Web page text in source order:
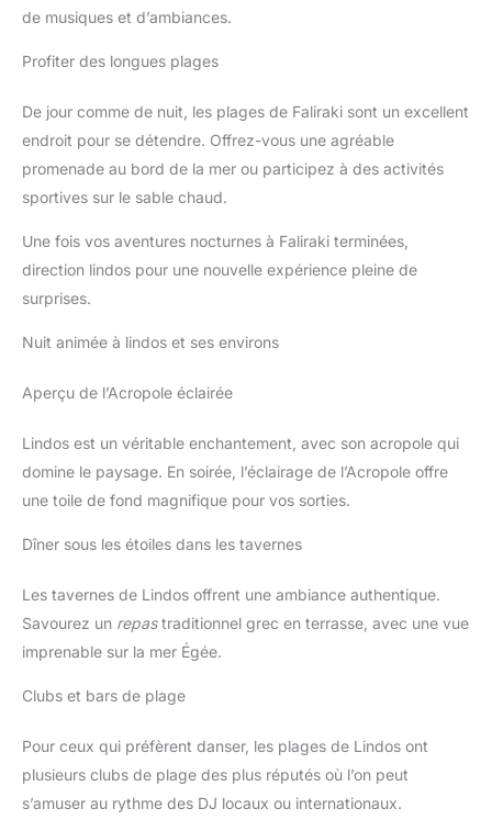
de musiques et d’ambiances.
Profiter des longues plages
De jour comme de nuit, les plages de Faliraki sont un excellent
endroit pour se détendre. Offrez-vous une agréable
promenade au bord de la mer ou participez à des activités
sportives sur le sable chaud.
Une fois vos aventures nocturnes à Faliraki terminées,
direction lindos pour une nouvelle expérience pleine de
surprises.
Nuit animée à lindos et ses environs
Aperçu de l’Acropole éclairée
Lindos est un véritable enchantement, avec son acropole qui
domine le paysage. En soirée, l’éclairage de l’Acropole offre
une toile de fond magnifique pour vos sorties.
Dîner sous les étoiles dans les tavernes
Les tavernes de Lindos offrent une ambiance authentique.
Savourez un repastraditionnel grec en terrasse, avec une vue
imprenable sur la mer Égée.
Clubs et bars de plage
Pour ceux qui préfèrent danser, les plages de Lindos ont
plusieurs clubs de plage des plus réputés où l’on peut
s’amuser au rythme des DJ locaux ou internationaux.